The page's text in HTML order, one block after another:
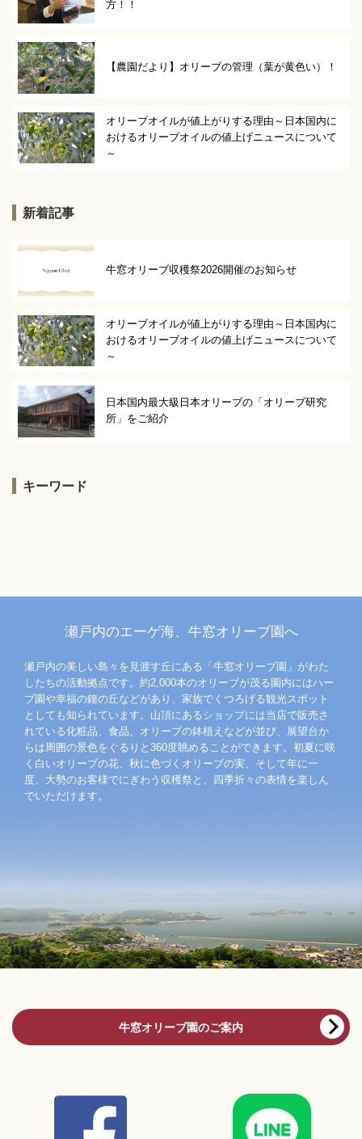
方！！
【農園だより】オリーブの管理（葉が黄色い）！
オリーブオイルが値上がりする理由～日本国内に
おけるオリーブオイルの値上げニュースについて
～
新着記事
牛窓オリーブ収穫祭2026開催のお知らせ
オリーブオイルが値上がりする理由～日本国内に
おけるオリーブオイルの値上げニュースについて
～
日本国内最大級日本オリーブの「オリーブ研究
所」をご紹介
キーワード
瀬戸内のエーゲ海、牛窓オリーブ園へ
瀬戸内の美しい島々を見渡す丘にある「牛窓オリーブ園」がわた
したちの活動拠点です。約2,000本のオリーブが茂る園内にはハー
ブ園や幸福の鐘の丘などがあり、家族でくつろげる観光スポット
としても知られています。山頂にあるショップには当店で販売さ
れている化粧品、食品、オリーブの鉢植えなどが並び、展望台か
らは周囲の景色をぐるりと360度眺めることができます。初夏に咲
く白いオリーブの花、秋に色づくオリーブの実、そして年に一
度、大勢のお客様でにぎわう収穫祭と、四季折々の表情を楽しん
でいただけます。
牛窓オリーブ園のご案内